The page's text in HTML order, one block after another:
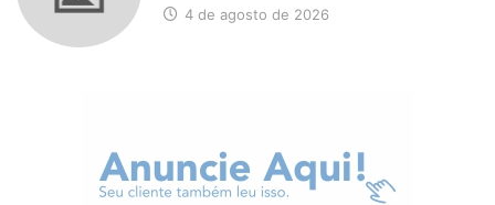
4 de agosto de 2026